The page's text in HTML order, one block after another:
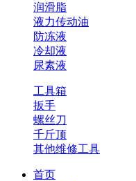
润滑脂
液力传动油
防冻液
冷却液
尿素液
工具箱
扳手
螺丝刀
千斤顶
其他维修工具
首页